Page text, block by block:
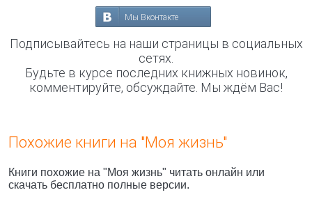
Мы Вконтакте
Подписывайтесь на наши страницы в социальных
сетях.
Будьте в курсе последних книжных новинок,
комментируйте, обсуждайте. Мы ждём Вас!
Похожие книги на "Моя жизнь"
Книги похожие на "Моя жизнь" читать онлайн или
скачать бесплатно полные версии.